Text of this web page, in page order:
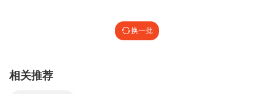
换一批
相关推荐